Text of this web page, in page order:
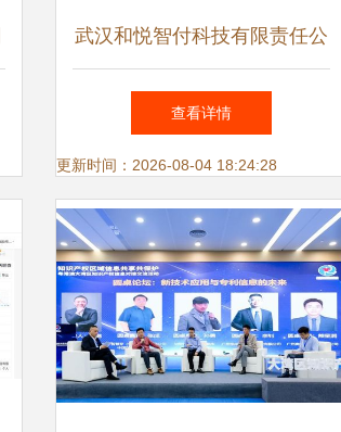
武汉和悦智付科技有限责任公
司 信息技术咨询服务的行业
先锋
查看详情
更新时间：2026-08-04 18:24:28